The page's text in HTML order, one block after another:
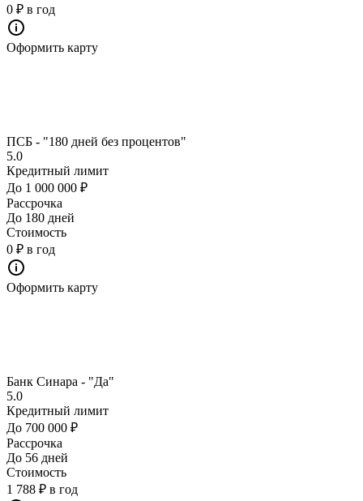
0 ₽ в год
Оформить карту
ПСБ - "180 дней без процентов"
5.0
Кредитный лимит
До 1 000 000 ₽
Рассрочка
До 180 дней
Стоимость
0 ₽ в год
Оформить карту
Банк Синара - "Да"
5.0
Кредитный лимит
До 700 000 ₽
Рассрочка
До 56 дней
Стоимость
1 788 ₽ в год